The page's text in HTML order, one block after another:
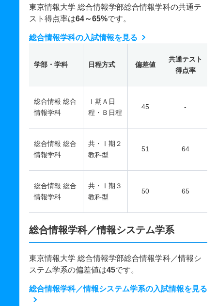
東京情報大学 総合情報学部総合情報学科の共通テ
スト得点率は64～65%です。
総合情報学科の入試情報を見る
学部・学科 日程方式 偏差値
共通テスト
得点率
総合情報 総合
情報学科
Ⅰ期Ａ日
程・Ｂ日程
45 -
総合情報 総合
情報学科
共・Ⅰ期２
教科型
51 64
総合情報 総合
情報学科
共・Ⅰ期３
教科型
50 65
総合情報学科／情報システム学系
東京情報大学 総合情報学部総合情報学科／情報シ
ステム学系の偏差値は45です。
総合情報学科／情報システム学系の入試情報を見る